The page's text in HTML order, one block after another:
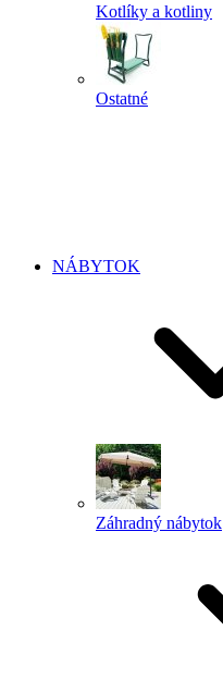
Kotlíky a kotliny
Ostatné
NÁBYTOK
Záhradný nábytok